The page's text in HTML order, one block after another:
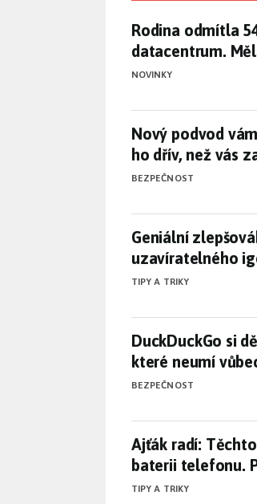
Rodina odmítla
Rodina odmítla
datacentrum.
NOVINKY
Nový podvod
Nový podvod
ho dřív, než vás
BEZPEČNOST
Geniální
Geniální
uzavíratelného
TIPY A TRIKY
DuckDuckGo si
DuckDuckGo si
které neumí
BEZPEČNOST
Ajťák radí:
Ajťák radí:
baterii telefonu.
TIPY A TRIKY